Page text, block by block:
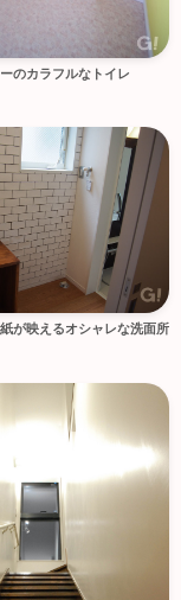
のカラフルなトイレ
が映えるオシャレな洗面所